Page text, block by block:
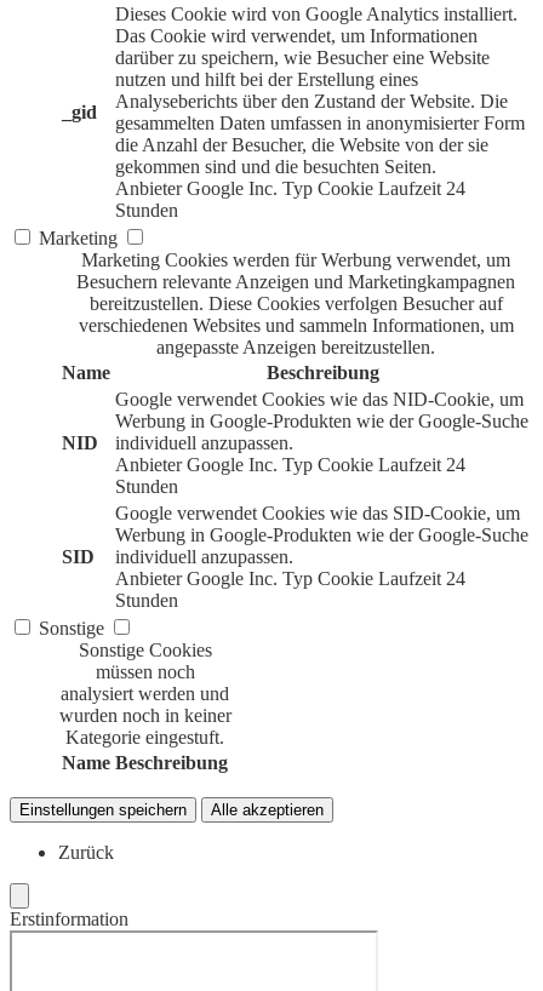
_gid
Dieses Cookie wird von Google Analytics installiert.
Das Cookie wird verwendet, um Informationen
darüber zu speichern, wie Besucher eine Website
nutzen und hilft bei der Erstellung eines
Analyseberichts über den Zustand der Website. Die
gesammelten Daten umfassen in anonymisierter Form
die Anzahl der Besucher, die Website von der sie
gekommen sind und die besuchten Seiten.
Anbieter Google Inc. Typ Cookie Laufzeit 24
Stunden
Marketing
Marketing Cookies werden für Werbung verwendet, um
Besuchern relevante Anzeigen und Marketingkampagnen
bereitzustellen. Diese Cookies verfolgen Besucher auf
verschiedenen Websites und sammeln Informationen, um
angepasste Anzeigen bereitzustellen.
Name
Beschreibung
NID
Google verwendet Cookies wie das NID-Cookie, um
Werbung in Google-Produkten wie der Google-Suche
individuell anzupassen.
Anbieter Google Inc. Typ Cookie Laufzeit 24
Stunden
SID
Google verwendet Cookies wie das SID-Cookie, um
Werbung in Google-Produkten wie der Google-Suche
individuell anzupassen.
Anbieter Google Inc. Typ Cookie Laufzeit 24
Stunden
Sonstige
Sonstige Cookies
müssen noch
analysiert werden und
wurden noch in keiner
Kategorie eingestuft.
Name Beschreibung
Einstellungen speichern Alle akzeptieren
Zurück
Erstinformation